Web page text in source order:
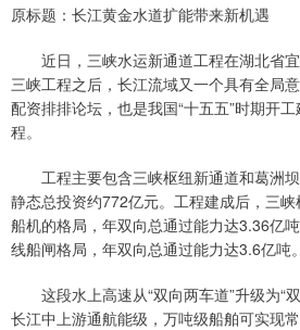
原标题：长江黄金水道扩能带来新机遇
近日，三峡水运新通道工程在湖北省
三峡工程之后，长江流域又一个具有全局
配资排排论坛，也是我国“十五五”时期开
程。
工程主要包含三峡枢纽新通道和葛洲坝
静态总投资约772亿元。工程建成后，三
船机的格局，年双向总通过能力达3.36亿
线船闸格局，年双向总通过能力达3.6亿吨。
这段水上高速从“双向两车道”升级为“
长江中上游通航能级，万吨级船舶可实现常